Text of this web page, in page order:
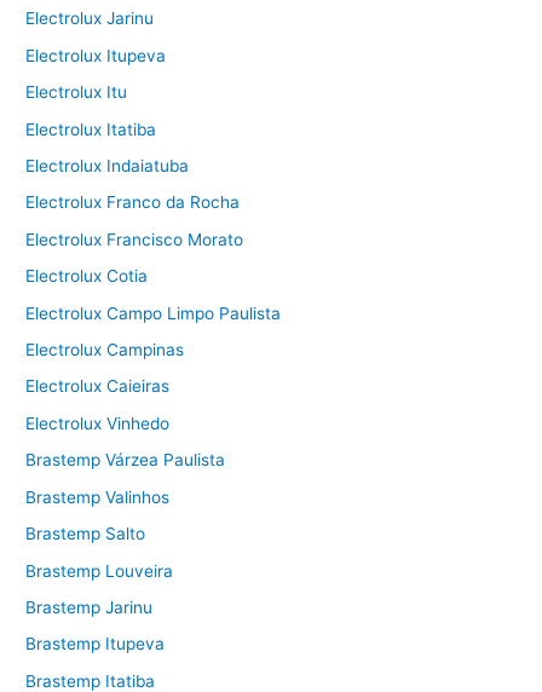
Electrolux Jarinu
Electrolux Itupeva
Electrolux Itu
Electrolux Itatiba
Electrolux Indaiatuba
Electrolux Franco da Rocha
Electrolux Francisco Morato
Electrolux Cotia
Electrolux Campo Limpo Paulista
Electrolux Campinas
Electrolux Caieiras
Electrolux Vinhedo
Brastemp Várzea Paulista
Brastemp Valinhos
Brastemp Salto
Brastemp Louveira
Brastemp Jarinu
Brastemp Itupeva
Brastemp Itatiba